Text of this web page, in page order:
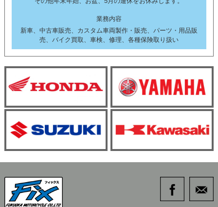
業務内容
新車、中古車販売、カスタム車両製作・販売、パーツ・用品販
売、バイク買取、車検、修理、各種保険取り扱い